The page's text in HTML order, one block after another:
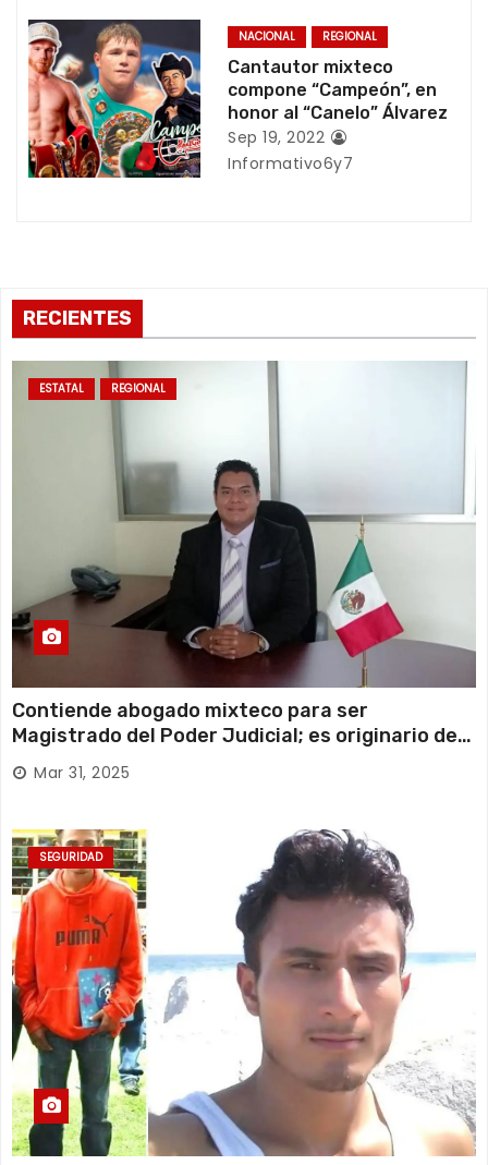
r
a
d
a
NACIONAL REGIONAL
Cantautor mixteco
compone “Campeón”, en
honor al “Canelo” Álvarez
Sep 19, 2022
Informativo6y7
RECIENTES
ESTATAL REGIONAL
Contiende abogado mixteco para ser
Magistrado del Poder Judicial; es originario de
Huajuapan de León
Mar 31, 2025
SEGURIDAD